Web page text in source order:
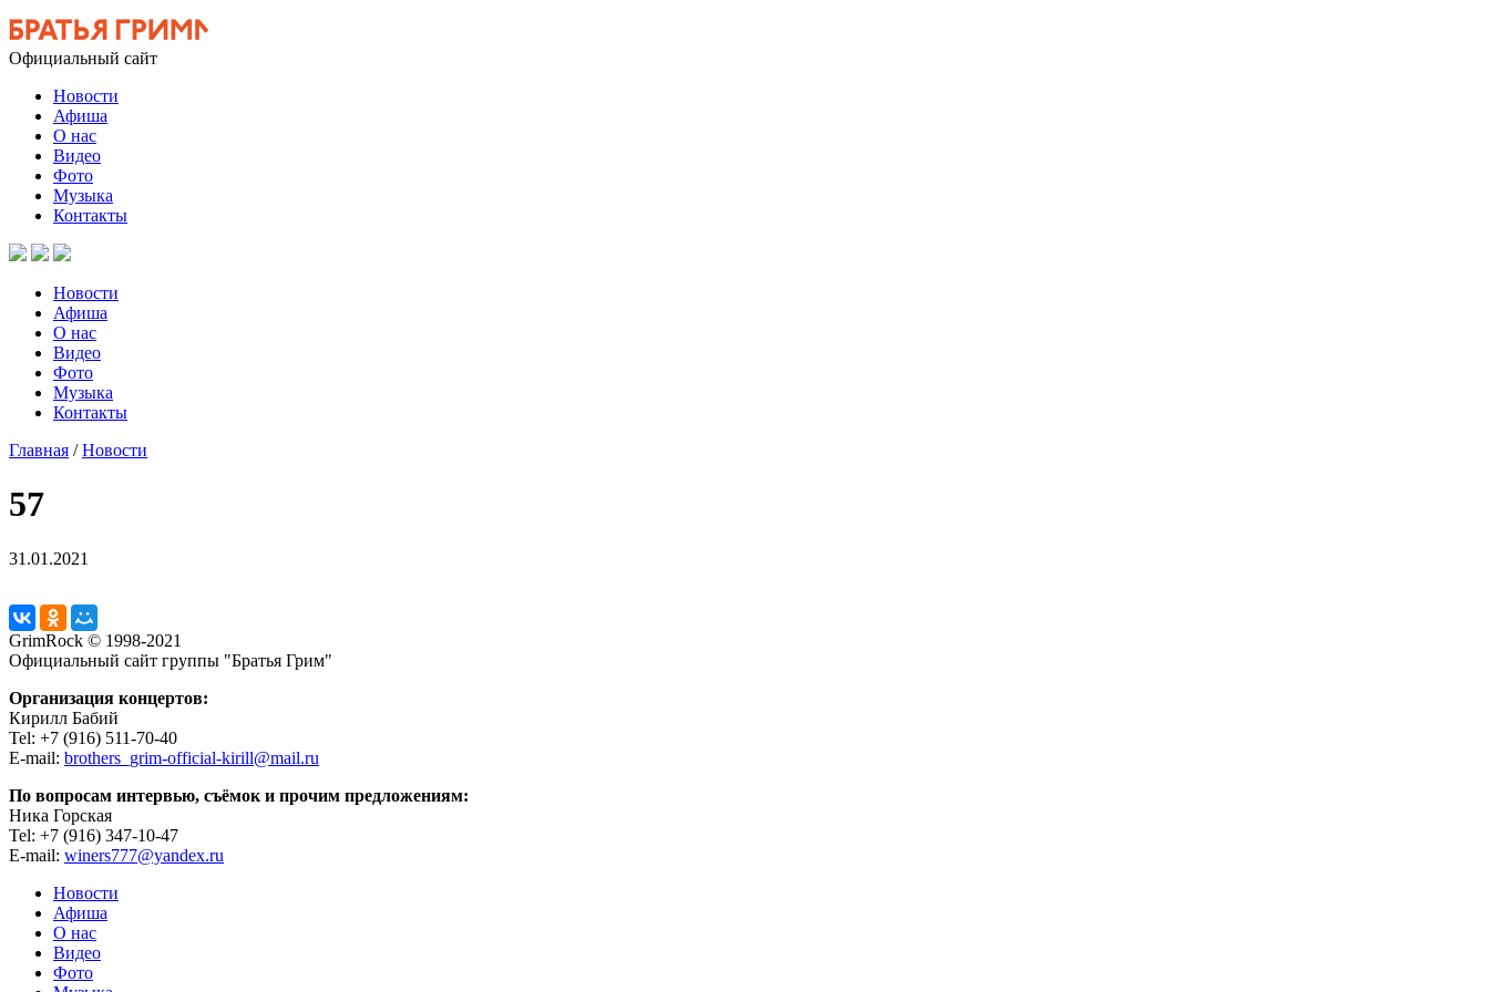
Официальный сайт
Новости
Афиша
О нас
Видео
Фото
Музыка
Контакты
Новости
Афиша
О нас
Видео
Фото
Музыка
Контакты
Главная /Новости
57
31.01.2021
GrimRock © 1998-2021
Официальный сайт группы "Братья Грим"
Организация концертов:
Кирилл Бабий
Tel: +7 (916) 511-70-40
E-mail: brothers_grim-official-kirill@mail.ru
По вопросам интервью, съёмок и прочим предложениям:
Ника Горская
Tel: +7 (916) 347-10-47
E-mail: winers777@yandex.ru
Новости
Афиша
О нас
Видео
Фото